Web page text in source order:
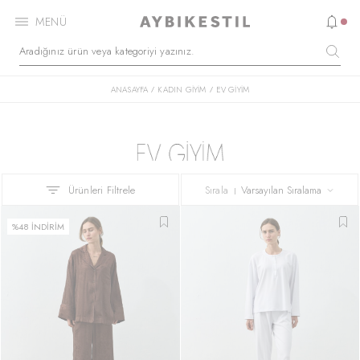
MENÜ
ANASAYFA / KADIN GİYİM / EV GİYİM
Ürünleri Filtrele Sırala
%48 İNDİRİM